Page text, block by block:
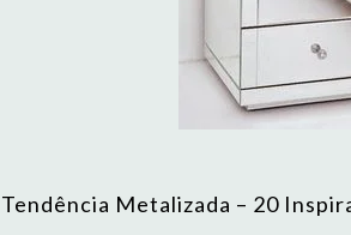
Tendência Metalizada – 20